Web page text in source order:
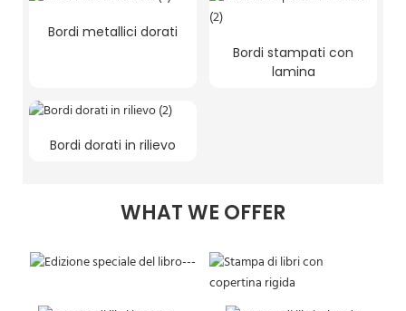
Bordi metallici dorati
Bordi stampati con
lamina
Bordi dorati in rilievo
WHAT WE OFFER